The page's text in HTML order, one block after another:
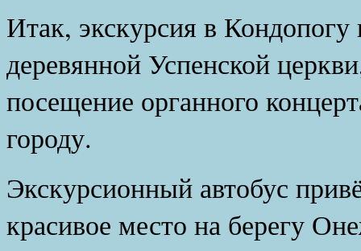
Итак, экскурсия в
деревянной Успенской
посещение органного
городу.
Экскурсионный автобус
красивое место на берегу